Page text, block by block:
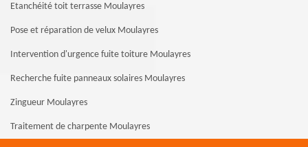
Etanchéité toit terrasse Moulayres
Pose et réparation de velux Moulayres
Intervention d'urgence fuite toiture Moulayres
Recherche fuite panneaux solaires Moulayres
Zingueur Moulayres
Traitement de charpente Moulayres